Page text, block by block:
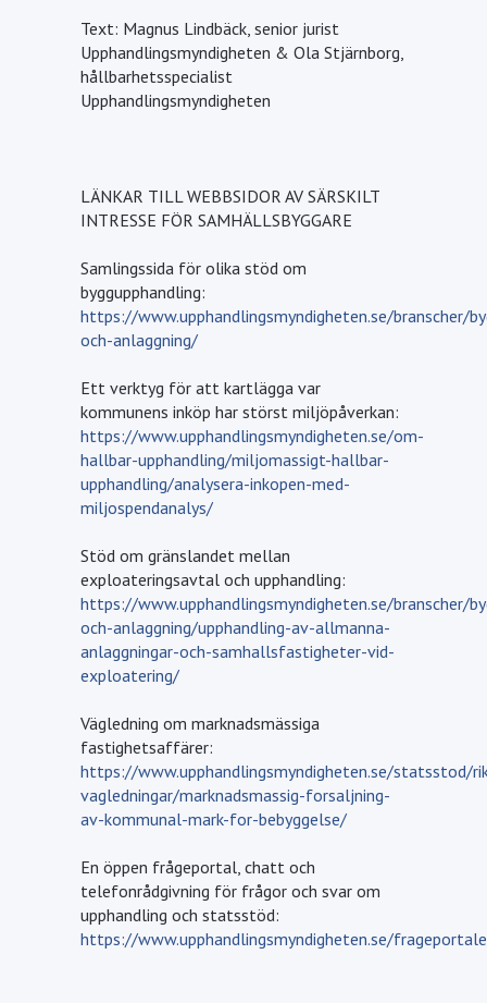
Text: Magnus Lindbäck, senior jurist
Upphandlingsmyndigheten & Ola Stjärnborg,
hållbarhetsspecialist
Upphandlingsmyndigheten
LÄNKAR TILL WEBBSIDOR AV SÄRSKILT
INTRESSE FÖR SAMHÄLLSBYGGARE
Samlingssida för olika stöd om
byggupphandling:
https://www.upphandlingsmyndigheten.se/branscher/
och-anlaggning/
Ett verktyg för att kartlägga var
kommunens inköp har störst miljöpåverkan:
https://www.upphandlingsmyndigheten.se/om-
hallbar-upphandling/miljomassigt-hallbar-
upphandling/analysera-inkopen-med-
miljospendanalys/
Stöd om gränslandet mellan
exploateringsavtal och upphandling:
https://www.upphandlingsmyndigheten.se/branscher/
och-anlaggning/upphandling-av-allmanna-
anlaggningar-och-samhallsfastigheter-vid-
exploatering/
Vägledning om marknadsmässiga
fastighetsaffärer:
https://www.upphandlingsmyndigheten.se/statsstod/
vagledningar/marknadsmassig-forsaljning-
av-kommunal-mark-for-bebyggelse/
En öppen frågeportal, chatt och
telefonrådgivning för frågor och svar om
upphandling och statsstöd:
https://www.upphandlingsmyndigheten.se/